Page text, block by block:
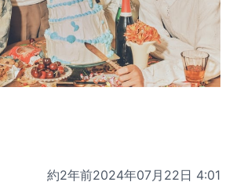
約2年前2024年07月22日 4:01